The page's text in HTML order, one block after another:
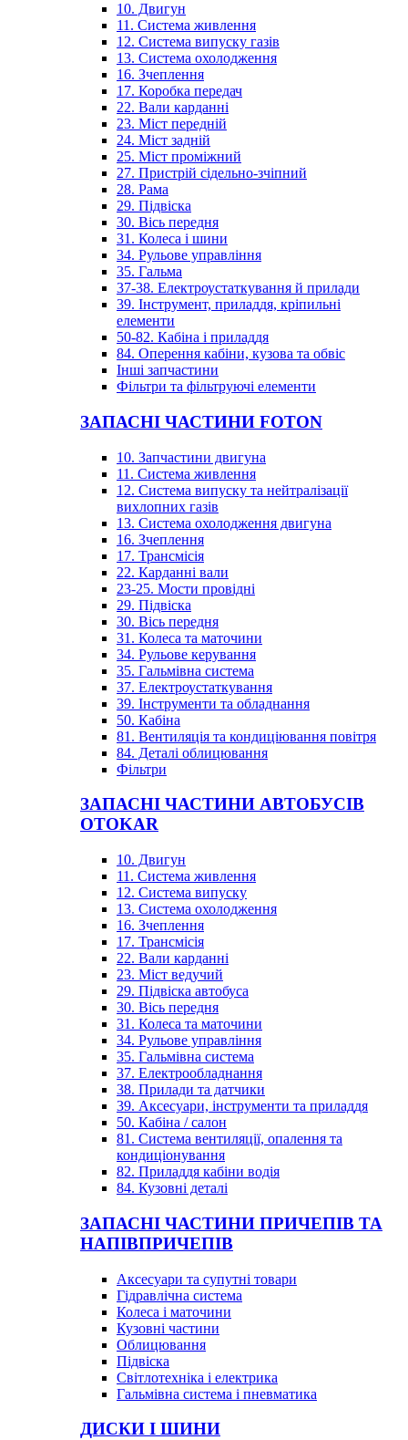
10. Двигун
11. Система живлення
12. Система випуску газів
13. Система охолодження
16. Зчеплення
17. Коробка передач
22. Вали карданні
23. Міст передній
24. Міст задній
25. Міст проміжний
27. Пристрій сідельно-зчіпний
28. Рама
29. Підвіска
30. Вісь передня
31. Колеса і шини
34. Рульове управління
35. Гальма
37-38. Електроустаткування й прилади
39. Інструмент, приладдя, кріпильні
елементи
50-82. Кабіна і приладдя
84. Оперення кабіни, кузова та обвіс
Інші запчастини
Фільтри та фільтруючі елементи
ЗАПАСНІ ЧАСТИНИ FOTON
10. Запчастини двигуна
11. Система живлення
12. Система випуску та нейтралізації
вихлопних газів
13. Система охолодження двигуна
16. Зчеплення
17. Трансмісія
22. Карданні вали
23-25. Мости провідні
29. Підвіска
30. Вісь передня
31. Колеса та маточини
34. Рульове керування
35. Гальмівна система
37. Електроустаткування
39. Інструменти та обладнання
50. Кабіна
81. Вентиляція та кондиціювання повітря
84. Деталі облицювання
Фільтри
ЗАПАСНІ ЧАСТИНИ АВТОБУСІВ
OTOKAR
10. Двигун
11. Система живлення
12. Система випуску
13. Система охолодження
16. Зчеплення
17. Трансмісія
22. Вали карданні
23. Міст ведучий
29. Підвіска автобуса
30. Вісь передня
31. Колеса та маточини
34. Рульове управління
35. Гальмівна система
37. Електрообладнання
38. Прилади та датчики
39. Аксесуари, інструменти та приладдя
50. Кабіна / салон
81. Система вентиляції, опалення та
кондиціонування
82. Приладдя кабіни водія
84. Кузовні деталі
ЗАПАСНІ ЧАСТИНИ ПРИЧЕПІВ ТА
НАПІВПРИЧЕПІВ
Аксесуари та супутні товари
Гідравлічна система
Колеса і маточини
Кузовні частини
Облицювання
Підвіска
Світлотехніка і електрика
Гальмівна система і пневматика
ДИСКИ І ШИНИ